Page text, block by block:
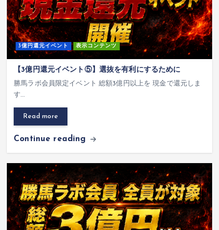
3億円還元イベント 表示コンテンツ
【3億円還元イベント⑤】選抜を有利にするために
勝馬ラボ会員限定イベント 総額3億円以上を 現金で還元しま
す…
Read more
Continue reading